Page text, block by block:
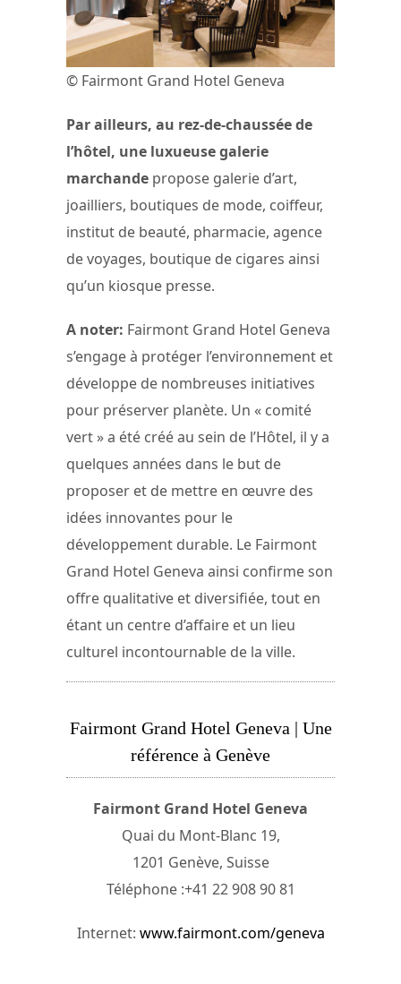
© Fairmont Grand Hotel Geneva
Par ailleurs, au rez-de-chaussée de
l’hôtel, une luxueuse galerie
marchande propose galerie d’art,
joailliers, boutiques de mode, coiffeur,
institut de beauté, pharmacie, agence
de voyages, boutique de cigares ainsi
qu’un kiosque presse.
A noter: Fairmont Grand Hotel Geneva
s’engage à protéger l’environnement et
développe de nombreuses initiatives
pour préserver planète. Un « comité
vert » a été créé au sein de l’Hôtel, il y a
quelques années dans le but de
proposer et de mettre en œuvre des
idées innovantes pour le
développement durable. Le Fairmont
Grand Hotel Geneva ainsi confirme son
offre qualitative et diversifiée, tout en
étant un centre d’affaire et un lieu
culturel incontournable de la ville.
Fairmont Grand Hotel Geneva | Une
référence à Genève
Fairmont Grand Hotel Geneva
Quai du Mont-Blanc 19,
1201 Genève, Suisse
Téléphone :+41 22 908 90 81
Internet: www.fairmont.com/geneva